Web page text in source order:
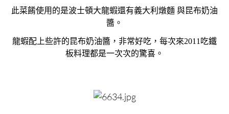
此菜餚使用的是波士頓大龍蝦還有義大利燉麵 與昆布奶油
醬。
龍蝦配上些許的昆布奶油醬，非常好吃，每次來2011吃鐵
板料理都是一次次的驚喜。